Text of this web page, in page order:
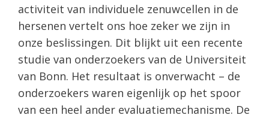
activiteit van individuele zenuwcellen in de
hersenen vertelt ons hoe zeker we zijn in
onze beslissingen. Dit blijkt uit een recente
studie van onderzoekers van de Universiteit
van Bonn. Het resultaat is onverwacht – de
onderzoekers waren eigenlijk op het spoor
van een heel ander evaluatiemechanisme. De